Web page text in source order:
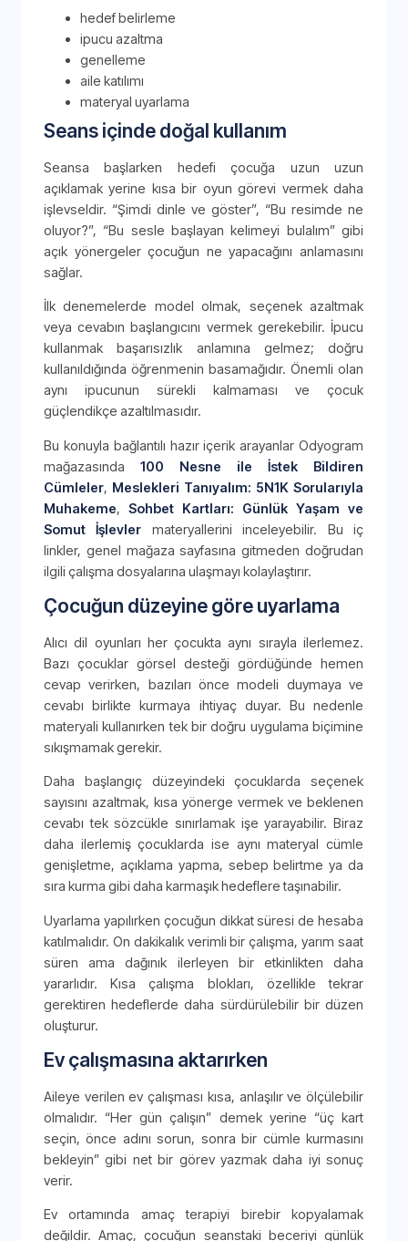
hedef belirleme
ipucu azaltma
genelleme
aile katılımı
materyal uyarlama
Seans içinde doğal kullanım
Seansa başlarken hedefi çocuğa uzun uzun
açıklamak yerine kısa bir oyun görevi vermek daha
işlevseldir. “Şimdi dinle ve göster”, “Bu resimde ne
oluyor?”, “Bu sesle başlayan kelimeyi bulalım” gibi
açık yönergeler çocuğun ne yapacağını anlamasını
sağlar.
İlk denemelerde model olmak, seçenek azaltmak
veya cevabın başlangıcını vermek gerekebilir. İpucu
kullanmak başarısızlık anlamına gelmez; doğru
kullanıldığında öğrenmenin basamağıdır. Önemli olan
aynı ipucunun sürekli kalmaması ve çocuk
güçlendikçe azaltılmasıdır.
Bu konuyla bağlantılı hazır içerik arayanlar Odyogram
mağazasında 100 Nesne ile İstek Bildiren
Cümleler, Meslekleri Tanıyalım: 5N1K Sorularıyla
Muhakeme, Sohbet Kartları: Günlük Yaşam ve
Somut İşlevler materyallerini inceleyebilir. Bu iç
linkler, genel mağaza sayfasına gitmeden doğrudan
ilgili çalışma dosyalarına ulaşmayı kolaylaştırır.
Çocuğun düzeyine göre uyarlama
Alıcı dil oyunları her çocukta aynı sırayla ilerlemez.
Bazı çocuklar görsel desteği gördüğünde hemen
cevap verirken, bazıları önce modeli duymaya ve
cevabı birlikte kurmaya ihtiyaç duyar. Bu nedenle
materyali kullanırken tek bir doğru uygulama biçimine
sıkışmamak gerekir.
Daha başlangıç düzeyindeki çocuklarda seçenek
sayısını azaltmak, kısa yönerge vermek ve beklenen
cevabı tek sözcükle sınırlamak işe yarayabilir. Biraz
daha ilerlemiş çocuklarda ise aynı materyal cümle
genişletme, açıklama yapma, sebep belirtme ya da
sıra kurma gibi daha karmaşık hedeflere taşınabilir.
Uyarlama yapılırken çocuğun dikkat süresi de hesaba
katılmalıdır. On dakikalık verimli bir çalışma, yarım saat
süren ama dağınık ilerleyen bir etkinlikten daha
yararlıdır. Kısa çalışma blokları, özellikle tekrar
gerektiren hedeflerde daha sürdürülebilir bir düzen
oluşturur.
Ev çalışmasına aktarırken
Aileye verilen ev çalışması kısa, anlaşılır ve ölçülebilir
olmalıdır. “Her gün çalışın” demek yerine “üç kart
seçin, önce adını sorun, sonra bir cümle kurmasını
bekleyin” gibi net bir görev yazmak daha iyi sonuç
verir.
Ev ortamında amaç terapiyi birebir kopyalamak
değildir. Amaç, çocuğun seanstaki beceriyi günlük